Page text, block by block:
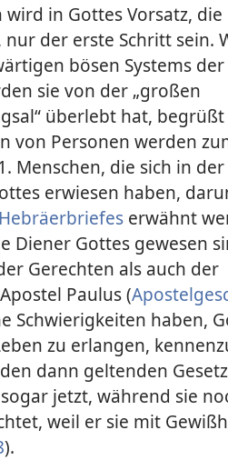
in Gottes Vorsatz, die
der erste Schritt sein.
bösen Systems
sie von der „großen
überlebt hat,
von Personen werden
Menschen, die sich in der
erwiesen haben,
erwähnt
Diener Gottes gewesen
Gerechten als auch der
Paulus (
Schwierigkeiten haben,
zu erlangen,
dann geltenden
jetzt, während sie
weil er sie mit
).